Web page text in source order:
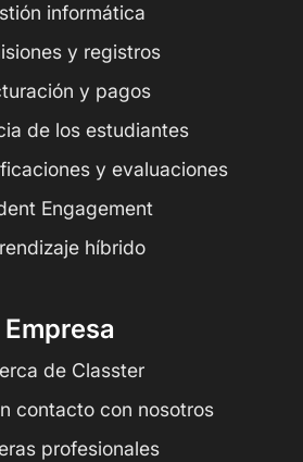
informática
y registros
y pagos
de los estudiantes
y evaluaciones
Engagement
híbrido
Empresa
de Classter
contacto con nosotros
profesionales